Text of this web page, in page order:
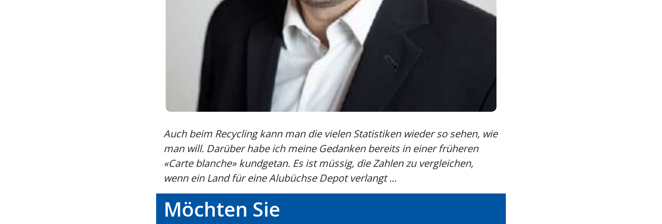
Auch beim Recycling kann man die vielen Statistiken wieder so sehen, wie
man will. Darüber habe ich meine Gedanken bereits in einer früheren
«Carte blanche» kundgetan. Es ist müssig, die Zahlen zu vergleichen,
wenn ein Land für eine Alubüchse Depot verlangt ...
Möchten Sie